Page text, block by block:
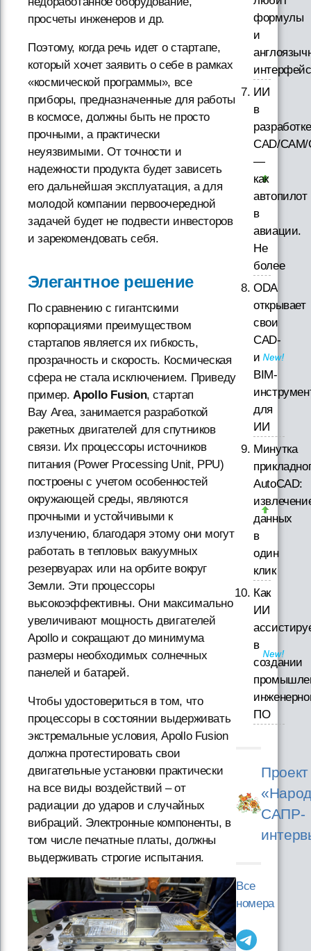
просчеты инженеров и др.
Поэтому, когда речь идет о стартапе,
который хочет заявить о себе в рамках
«космической программы», все
приборы, предназначенные для работы
в космосе, должны быть не просто
прочными, а практически
неуязвимыми. От точности и
надежности продукта будет зависеть
его дальнейшая эксплуатация, а для
молодой компании первоочередной
задачей будет не подвести инвесторов
и зарекомендовать себя.
Элегантное решение
По сравнению с гигантскими
корпорациями преимуществом
стартапов является их гибкость,
прозрачность и скорость. Космическая
сфера не стала исключением. Приведу
пример.Apollo Fusion, стартап
Bay Area, занимается разработкой
ракетных двигателей для спутников
связи. Их процессоры источников
питания (Power Processing Unit, PPU)
построены с учетом особенностей
окружающей среды, являются
прочными и устойчивыми к
излучению, благодаря этому они могут
работать в тепловых вакуумных
резервуарах или на орбите вокруг
Земли. Эти процессоры
высокоэффективны. Они максимально
увеличивают мощность двигателей
Apollo и сокращают до минимума
размеры необходимых солнечных
панелей и батарей.
Чтобы удостовериться в том, что
процессоры в состоянии выдерживать
экстремальные условия, Apollo Fusion
должна протестировать свои
двигательные установки практически
на все виды воздействий – от
радиации до ударов и случайных
вибраций. Электронные компоненты, в
том числе печатные платы, должны
выдерживать строгие испытания.
формулы
и
ИИ
в
разработке
CAD/
—
как
автопилот
в
авиации.
Не
более
ODA
открывает
свои
CAD-
и
BIM-
для
ИИ
Минутка
AutoCAD:
данных
в
один
клик
Как
ИИ
в
создании
ПО
Проект
САПР-
Все
номера